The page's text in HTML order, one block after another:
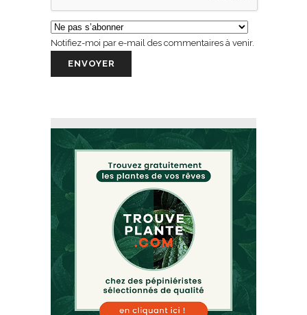
Notifiez-moi par e-mail des commentaires à venir.